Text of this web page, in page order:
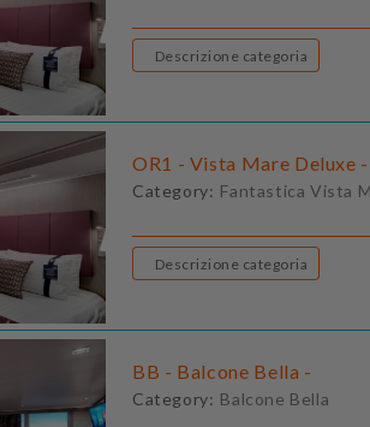
Descrizione categoria
OR1 - Vista Mare Deluxe -
Category: Fantastica Vista
Descrizione categoria
BB - Balcone Bella -
Category: Balcone Bella